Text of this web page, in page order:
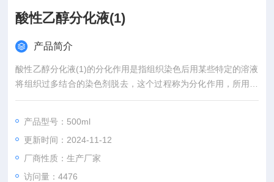
酸性乙醇分化液(1)
产品简介
酸性乙醇分化液(1)的分化作用是指组织染色后用某些特定的溶液
将组织过多结合的染色剂脱去，这个过程称为分化作用，所用的
溶液称为分化液。在HE染色和其他染色中常用 1%盐酸乙醇作为
色，再进行伊红染色，才能保证细胞核与细胞浆染色的分明。
产品型号：500ml
更新时间：2024-11-12
厂商性质：生产厂家
访问量：4476